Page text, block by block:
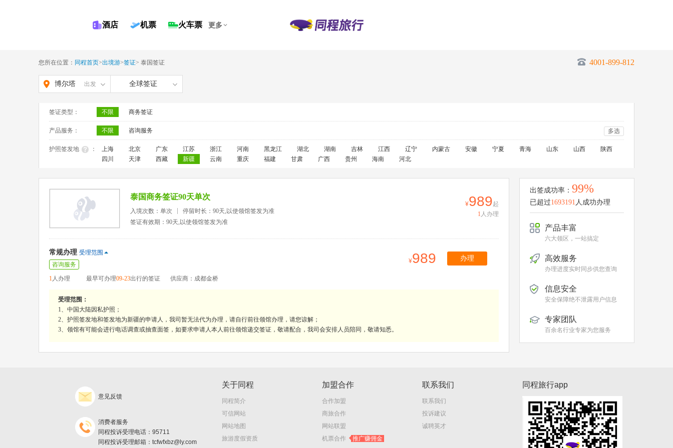
酒店 机票 火车票 更多
您所在位置： 同程首页>出境游>签证> 泰国签证 4001-899-812
博尔塔 出发 全球签证
签证类型： 不限 商务签证
产品服务： 不限 咨询服务 多选
护照签发地 ： 上海 北京 广东 江苏 浙江 河南 黑龙江 湖北 湖南 吉林 江西 辽宁 内蒙古 安徽 宁夏 青海 山东 山西
陕西
四川
天津 西藏 新疆 云南 重庆 福建 甘肃 广西 贵州 海南 河北
泰国商务签证90天单次
入境次数：单次
停留时长：90天,以使领馆签发为准
签证有效期：90天,以使领馆签发为准
989起
1 人办理
常规办理 受理范围
咨询服务
1人办理 最早可办理09-23出行的签证 供应商：成都金桥
989 办理
受理范围：
1、中国大陆因私护照；
2、护照签发地和签发地为新疆的申请人，我司暂无法代为办理，请自行前往领馆办理，请您谅解；
3、领馆有可能会进行电话调查或抽查面签，如要求申请人本人前往领馆递交签证，敬请配合，我司会安排人员陪同，敬请知悉。
出签成功率： 99%
已超过1693191 人成功办理
产品丰富
六大领区，一站搞定
高效服务
办理进度实时同步供您查询
信息安全
安全保障绝不泄露用户信息
专家团队
百余名行业专家为您服务
意见反馈
消费者服务
同程投诉受理电话：95711
同程投诉受理邮箱：tcfwfxbz@ly.com
关于同程
同程简介
可信网站
网站地图
旅游度假资质
加盟合作
合作加盟
商旅合作
网站联盟
机票合作
推广赚佣金
联系我们
联系我们
投诉建议
诚聘英才
同程旅行app